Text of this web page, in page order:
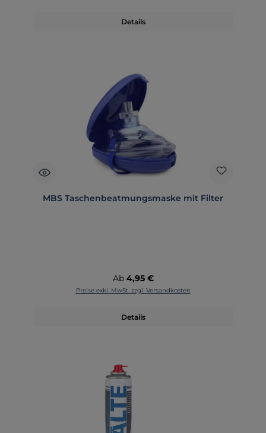
Details
MBS Taschenbeatmungsmaske mit Filter
Regulärer Preis:
Ab 4,95 €
Preise exkl. MwSt. zzgl. Versandkosten
Details